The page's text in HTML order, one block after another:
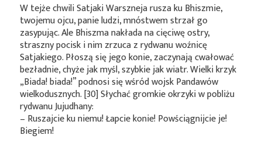
W tejże chwili Satjaki Warszneja rusza ku Bhiszmie,
twojemu ojcu, panie ludzi, mnóstwem strzał go
zasypując. Ale Bhiszma nakłada na cięciwę ostry,
straszny pocisk i nim zrzuca z rydwanu woźnicę
Satjakiego. Płoszą się jego konie, zaczynają cwałować
bezładnie, chyże jak myśl, szybkie jak wiatr. Wielki krzyk
„Biada! biada!” podnosi się wśród wojsk Pandawów
wielkodusznych. [30] Słychać gromkie okrzyki w pobliżu
rydwanu Jujudhany:
– Ruszajcie ku niemu! Łapcie konie! Powściągnijcie je!
Biegiem!